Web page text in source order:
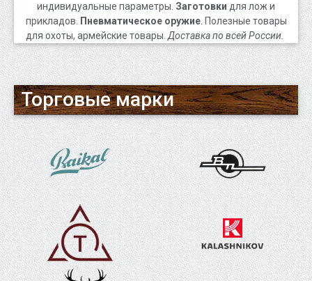
индивидуальные параметры. Заготовки для лож и
прикладов.
Пневматическое оружие. Полезные товары
для охоты, армейские товары. Доставка по всей России.
Торговые марки